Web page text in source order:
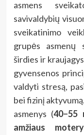
asmens
savivaldybių
sveikatinimo
grupės asmenų
širdies ir
gyvensenos
valdyti stresą,
bei fizinį
asmenys (40−55
amžiaus